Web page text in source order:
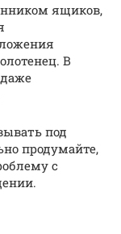
ящиков,
В
под
продумайте,
с